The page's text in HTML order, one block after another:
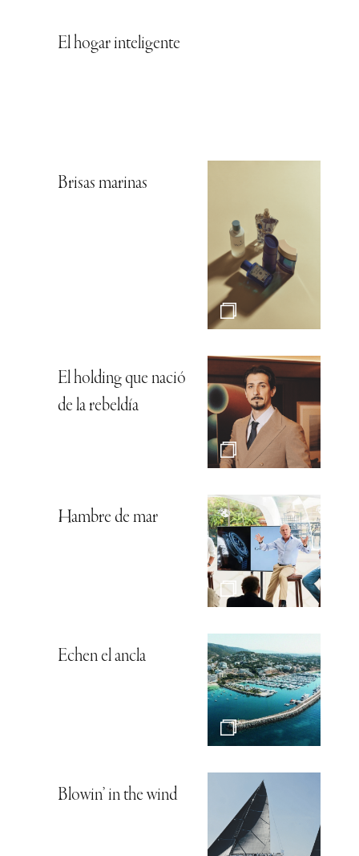
El hogar inteligente
Brisas marinas
El holding que nació
de la rebeldía
Hambre de mar
Echen el ancla
Blowin’ in the wind